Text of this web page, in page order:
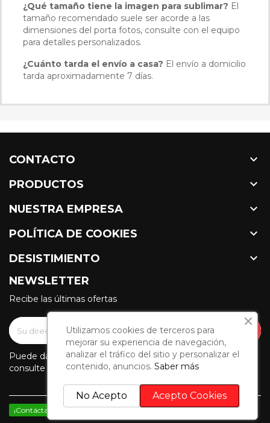
¿Qué tamaño tiene la imagen para sublimar? El
tamaño recomendado suele ser acorde a las
dimensiones del porta fotos, consulte con el equipo
para detalles personalizados.
¿Cuánto tarda el envío a casa? El envío a domicilio
tarda aproximadamente 7 días.
CONTACTO 
PRODUCTOS 
NUESTRA EMPRESA 
POLÍTICA DE COOKIES 
DESISTIMIENTO 
NEWSLETTER
Recibe las últimas ofertas
Puede darse de baja en cualquier momento. Para ello,
consulte nuestra información de contacto en el aviso legal.
¡Contáctanos por WhatsApp!
Utilizamos cookies de terceros para
mejorar su experiencia de navegación,
analizar el tráfico del sitio y personalizar el
contenido, anuncios. Saber más
Acepto Cookies
No Acepto